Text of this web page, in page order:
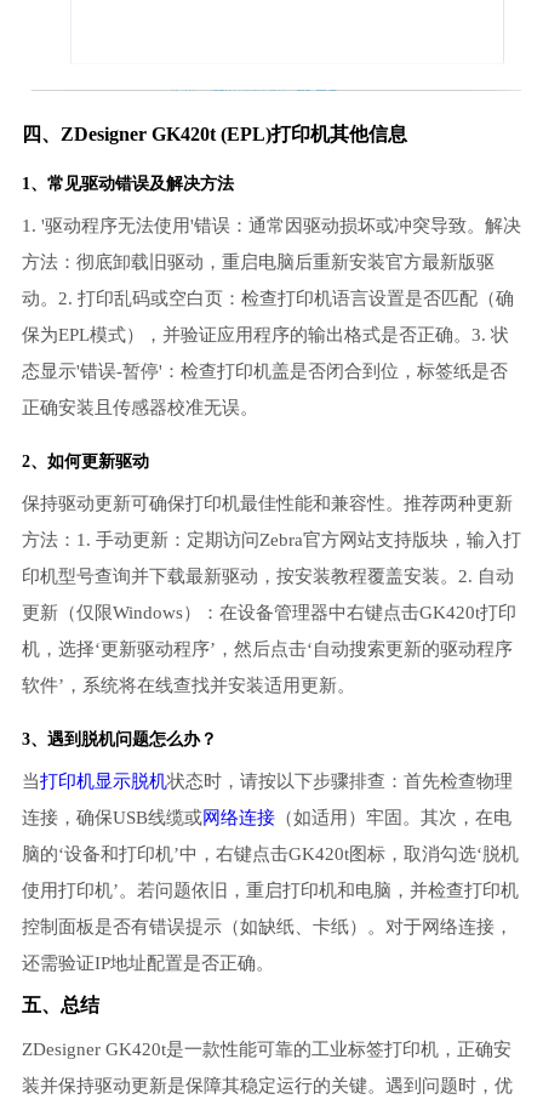
四、ZDesigner GK420t (EPL)打印机其他信息
1、常见驱动错误及解决方法
1. '驱动程序无法使用'错误：通常因驱动损坏或冲突导致。解决
方法：彻底卸载旧驱动，重启电脑后重新安装官方最新版驱
动。2. 打印乱码或空白页：检查打印机语言设置是否匹配（确
保为EPL模式），并验证应用程序的输出格式是否正确。3. 状
态显示'错误-暂停'：检查打印机盖是否闭合到位，标签纸是否
正确安装且传感器校准无误。
2、如何更新驱动
保持驱动更新可确保打印机最佳性能和兼容性。推荐两种更新
方法：1. 手动更新：定期访问Zebra官方网站支持版块，输入打
印机型号查询并下载最新驱动，按安装教程覆盖安装。2. 自动
更新（仅限Windows）：在设备管理器中右键点击GK420t打印
机，选择‘更新驱动程序’，然后点击‘自动搜索更新的驱动程序
软件’，系统将在线查找并安装适用更新。
3、遇到脱机问题怎么办？
当打印机显示脱机状态时，请按以下步骤排查：首先检查物理
连接，确保USB线缆或网络连接（如适用）牢固。其次，在电
脑的‘设备和打印机’中，右键点击GK420t图标，取消勾选‘脱机
使用打印机’。若问题依旧，重启打印机和电脑，并检查打印机
控制面板是否有错误提示（如缺纸、卡纸）。对于网络连接，
还需验证IP地址配置是否正确。
五、总结
ZDesigner GK420t是一款性能可靠的工业标签打印机，正确安
装并保持驱动更新是保障其稳定运行的关键。遇到问题时，优